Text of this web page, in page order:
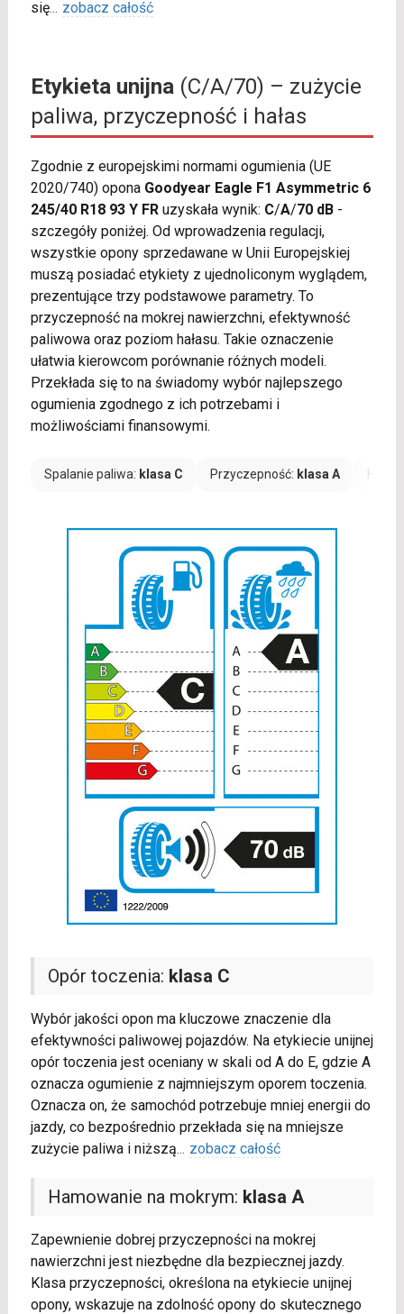
się... zobacz całość
Etykieta unijna(C/A/70) – zużycie
paliwa, przyczepność i hałas
Zgodnie z europejskimi normami ogumienia (UE
2020/740) opona Goodyear Eagle F1 Asymmetric 6
245/40 R18 93 Y FRuzyskała wynik: C/A/70 dB-
szczegóły poniżej. Od wprowadzenia regulacji,
wszystkie opony sprzedawane w Unii Europejskiej
muszą posiadać etykiety z ujednoliconym wyglądem,
prezentujące trzy podstawowe parametry. To
przyczepność na mokrej nawierzchni, efektywność
paliwowa oraz poziom hałasu. Takie oznaczenie
ułatwia kierowcom porównanie różnych modeli.
Przekłada się to na świadomy wybór najlepszego
ogumienia zgodnego z ich potrzebami i
możliwościami finansowymi.
Spalanie paliwa: klasa C Przyczepność: klasa A
Opór toczenia: klasa C
Wybór jakości opon ma kluczowe znaczenie dla
efektywności paliwowej pojazdów. Na etykiecie unijnej
opór toczenia jest oceniany w skali od A do E, gdzie A
oznacza ogumienie z najmniejszym oporem toczenia.
Oznacza on, że samochód potrzebuje mniej energii do
jazdy, co bezpośrednio przekłada się na mniejsze
zużycie paliwa i niższą... zobacz całość
Hamowanie na mokrym: klasa A
Zapewnienie dobrej przyczepności na mokrej
nawierzchni jest niezbędne dla bezpiecznej jazdy.
Klasa przyczepności, określona na etykiecie unijnej
opony, wskazuje na zdolność opony do skutecznego